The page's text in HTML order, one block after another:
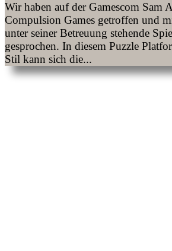
Wir haben auf der Gamescom Sam
Compulsion Games getroffen und
unter seiner Betreuung stehende
gesprochen. In diesem Puzzle
Stil kann sich die...